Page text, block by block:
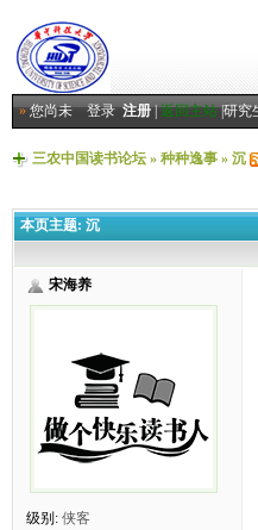
»您尚未登录 注册|返回主站|研究
三农中国读书论坛» 种种逸事» 沉
本页主题: 沉
宋海养
级别: 侠客